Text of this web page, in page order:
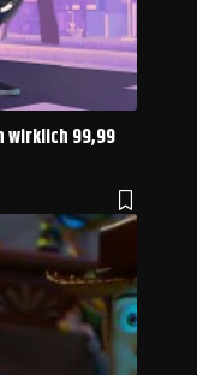
wirklich 99,99